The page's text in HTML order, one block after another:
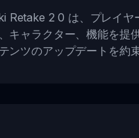
Retake 2 0 は、プレイヤ
キャラクター、機能を提
ンツのアップデートを約